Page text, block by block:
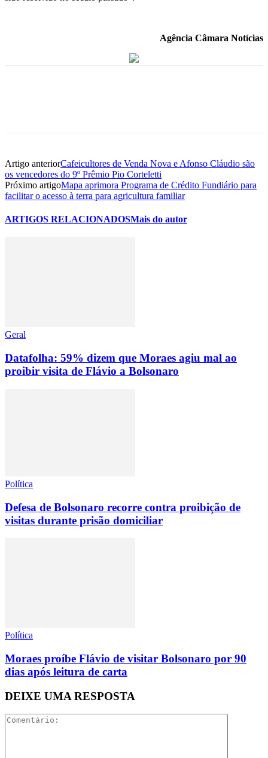
Agência Câmara Notícias
Artigo anteriorCafeicultores de Venda Nova e Afonso Cláudio são
os vencedores do 9º Prêmio Pio Corteletti
Próximo artigoMapa aprimora Programa de Crédito Fundiário para
facilitar o acesso à terra para agricultura familiar
ARTIGOS RELACIONADOSMais do autor
Geral
Datafolha: 59% dizem que Moraes agiu mal ao
proibir visita de Flávio a Bolsonaro
Política
Defesa de Bolsonaro recorre contra proibição de
visitas durante prisão domiciliar
Política
Moraes proíbe Flávio de visitar Bolsonaro por 90
dias após leitura de carta
DEIXE UMA RESPOSTA